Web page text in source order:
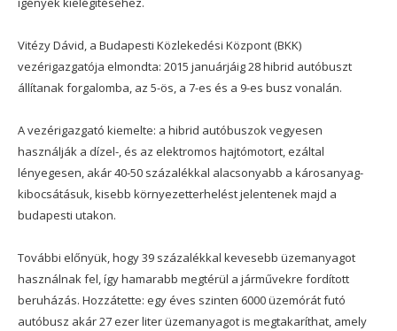
Vitézy Dávid, a Budapesti Közlekedési Központ (BKK)
vezérigazgatója elmondta: 2015 januárjáig 28 hibrid autóbuszt
állítanak forgalomba, az 5-ös, a 7-es és a 9-es busz vonalán.
A vezérigazgató kiemelte: a hibrid autóbuszok vegyesen
használják a dízel-, és az elektromos hajtómotort, ezáltal
lényegesen, akár 40-50 százalékkal alacsonyabb a károsanyag-
kibocsátásuk, kisebb környezetterhelést jelentenek majd a
budapesti utakon.
További előnyük, hogy 39 százalékkal kevesebb üzemanyagot
használnak fel, így hamarabb megtérül a járművekre fordított
beruházás. Hozzátette: egy éves szinten 6000 üzemórát futó
autóbusz akár 27 ezer liter üzemanyagot is megtakaríthat, amely